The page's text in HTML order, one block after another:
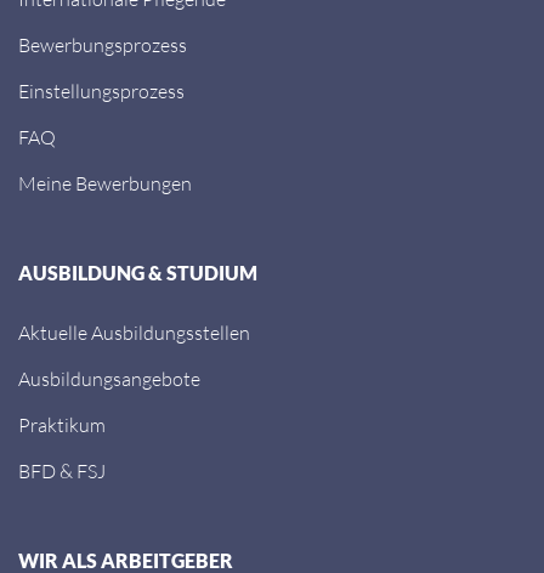
Bewerbungsprozess
Einstellungsprozess
FAQ
Meine Bewerbungen
AUSBILDUNG & STUDIUM
Aktuelle Ausbildungsstellen
Ausbildungsangebote
Praktikum
BFD & FSJ
WIR ALS ARBEITGEBER